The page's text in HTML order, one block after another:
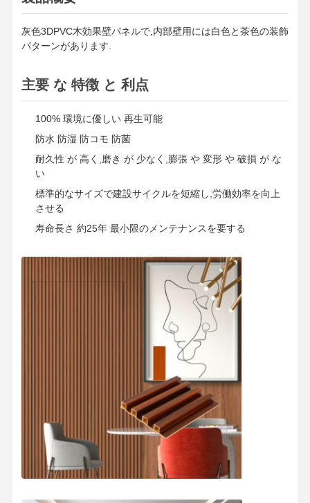
ホーム 企業情報
灰色3DPVC木効果壁パネルで,内部壁用には白色と茶色の装飾
パターンがあります.
主要 な 特徴 と 利点
100% 環境に優しい 再生可能
防水 防湿 防コモ 防菌
耐久性 が 高く,磨き が 少なく,膨張 や 変形 や 破損 が な
い
標準的なサイズで建設サイクルを短縮し,労働効率を向上
させる
寿命長さ 約25年 最小限のメンテナンスを要する